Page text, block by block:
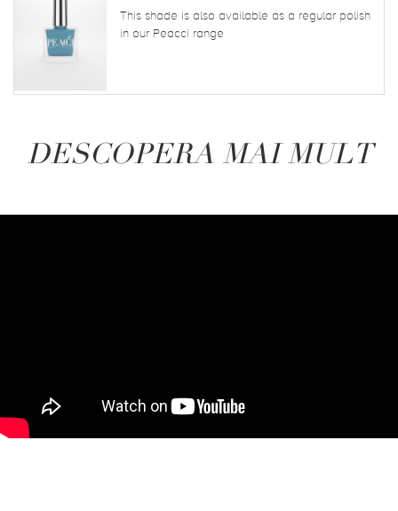
This shade is also available as a regular polish
in our Peacci range
DESCOPERA MAI MULT